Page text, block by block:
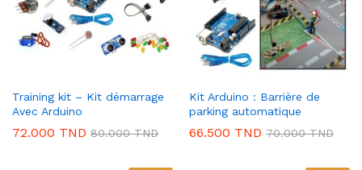
Training kit – Kit démarrage
Avec Arduino
72.000 TND 80.000TND
Kit Arduino : Barrière de
parking automatique
66.500 TND 70.000TND